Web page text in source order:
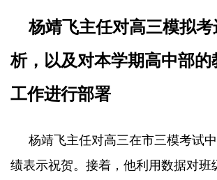
杨靖飞主任对高三模拟
析，以及对本学期高中部的
工作进行部署
杨靖飞主任对高三在市三模考试
绩表示祝贺。接着，他利用数据对班